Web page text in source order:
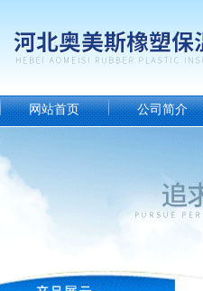
网站首页 公司简介